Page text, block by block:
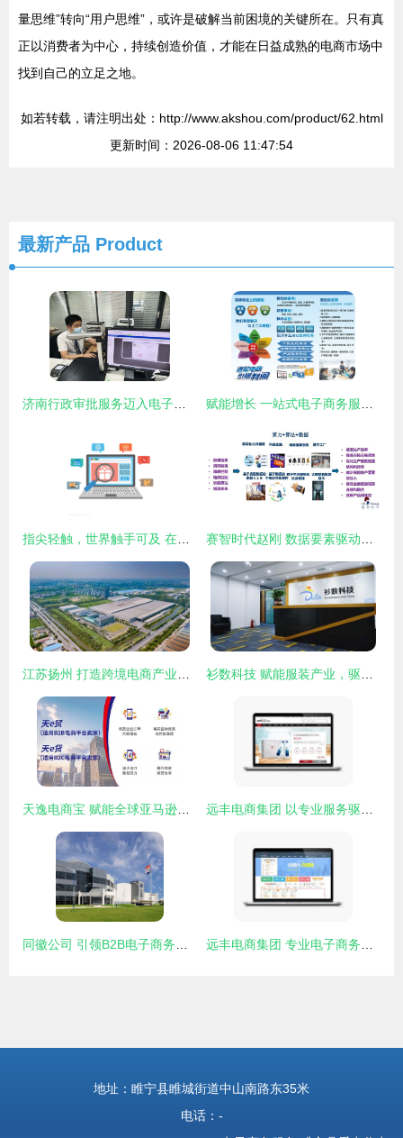
量思维”转向“用户思维”，或许是破解当前困境的关键所在。只有真
正以消费者为中心，持续创造价值，才能在日益成熟的电商市场中
找到自己的立足之地。
如若转载，请注明出处：http://www.akshou.com/product/62.html
更新时间：2026-08-06 11:47:54
最新产品 Product
地址：睢宁县睢城街道中山南路东35米
电话：-